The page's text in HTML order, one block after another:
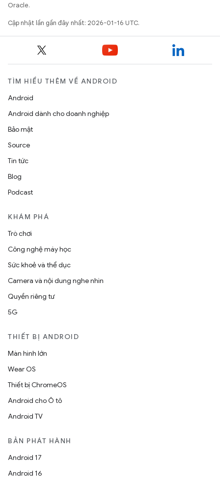
Oracle.
Cập nhật lần gần đây nhất: 2026-01-16 UTC.
TÌM HIỂU THÊM VỀ ANDROID
Android
Android dành cho doanh nghiệp
Bảo mật
Source
Tin tức
Blog
Podcast
KHÁM PHÁ
Trò chơi
Công nghệ máy học
Sức khoẻ và thể dục
Camera và nội dung nghe nhìn
Quyền riêng tư
5G
THIẾT BỊ ANDROID
Màn hình lớn
Wear OS
Thiết bị ChromeOS
Android cho Ô tô
Android TV
BẢN PHÁT HÀNH
Android 17
Android 16